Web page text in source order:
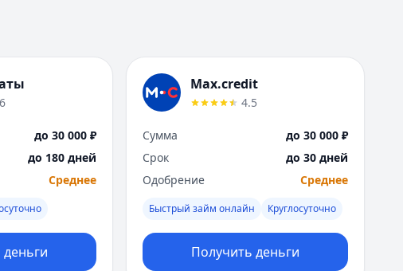
Красноярск
Курск
Магнитогорск
Махачкала
Набережные Челны
до 30 000 ₽
до 180 дней
Среднее
Max.credit
4.5
Сумма
до 30 000 ₽
Срок
до 30 дней
Одобрение
Среднее
Быстрый займ онлайн Круглосуточно
Получить деньги